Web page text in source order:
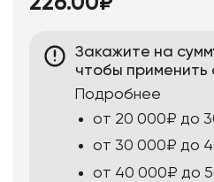
Закажите на
чтобы применить
Подробнее
от 20 000₽ до
от 30 000₽ до
от 40 000₽ до